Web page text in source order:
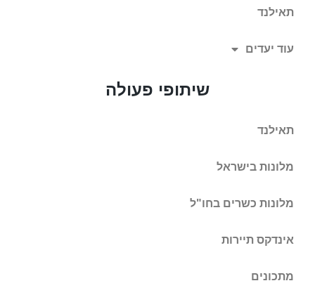
תאילנד
עוד יעדים
שיתופי פעולה
תאילנד
מלונות בישראל
מלונות כשרים בחו"ל
אינדקס תיירות
מתכונים